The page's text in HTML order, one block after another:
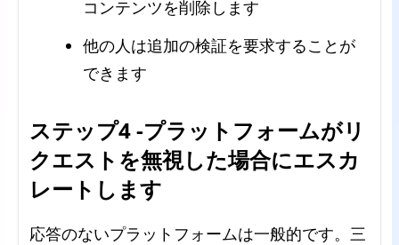
コンテンツを削除します
他の人は追加の検証を要求することが
できます
ステップ4 -プラットフォームがリ
クエストを無視した場合にエスカ
レートします
応答のないプラットフォームは一般的です。三